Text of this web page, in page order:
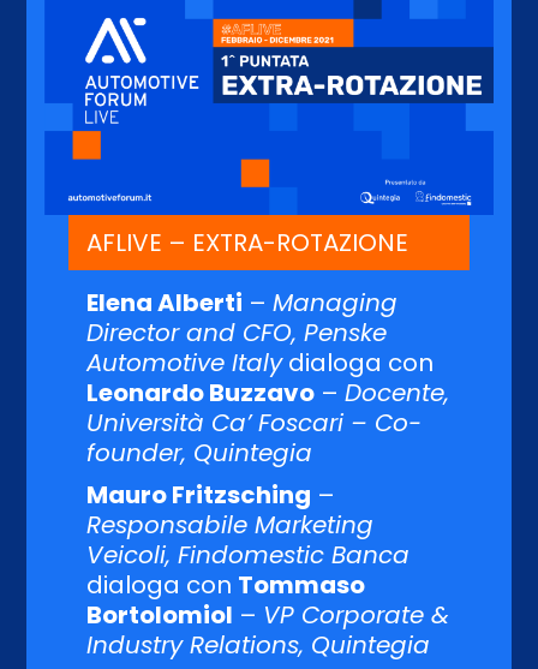
AFLIVE – EXTRA-ROTAZIONE
Elena Alberti –Managing
Director and CFO, Penske
Automotive Italydialoga con
Leonardo Buzzavo –Docente,
Università Ca’ Foscari – Co-
founder, Quintegia
Mauro Fritzsching –
Responsabile Marketing
Veicoli, Findomestic Banca
dialoga con Tommaso
Bortolomiol – VP Corporate &
Industry Relations, Quintegia